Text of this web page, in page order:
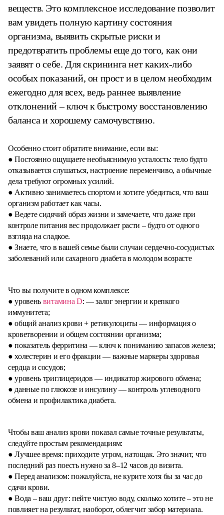
веществ. Это комплексное исследование позволит
вам увидеть полную картину состояния
организма, выявить скрытые риски и
предотвратить проблемы еще до того, как они
заявят о себе. Для скрининга нет каких-либо
особых показаний, он прост и в целом необходим
ежегодно для всех, ведь раннее выявление
отклонений – ключ к быстрому восстановлению
баланса и хорошему самочувствию.
Особенно стоит обратите внимание, если вы:
● Постоянно ощущаете необъяснимую усталость: тело будто
отказывается слушаться, настроение переменчиво, а обычные
дела требуют огромных усилий.
● Активно занимаетесь спортом и хотите убедиться, что ваш
организм работает как часы.
● Ведете сидячий образ жизни и замечаете, что даже при
контроле питания вес продолжает расти – будто от одного
взгляда на сладкое.
● Знаете, что в вашей семье были случаи сердечно-сосудистых
заболеваний или сахарного диабета в молодом возрасте
Что вы получите в одном комплексе:
● уровень витамина D: — залог энергии и крепкого
иммунитета;
● общий анализ крови + ретикулоциты — информация о
кроветворении и общем состоянии организма;
● показатель ферритина — ключ к пониманию запасов железа;
● холестерин и его фракции — важные маркеры здоровья
сердца и сосудов;
● уровень триглицеридов — индикатор жирового обмена;
● данные по глюкозе и инсулину — контроль углеводного
обмена и профилактика диабета.
Чтобы ваш анализ крови показал самые точные результаты,
следуйте простым рекомендациям:
● Лучшее время: приходите утром, натощак. Это значит, что
последний раз поесть нужно за 8–12 часов до визита.
● Перед анализом: пожалуйста, не курите хотя бы за час до
сдачи крови.
● Вода – ваш друг: пейте чистую воду, сколько хотите – это не
повлияет на результат, наоборот, облегчит забор материала.